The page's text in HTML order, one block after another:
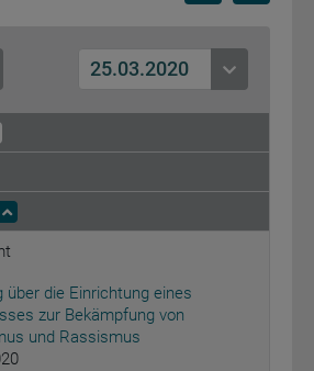
25.03.2020
über die Einrichtung eines
zur Bekämpfung von
und Rassismus